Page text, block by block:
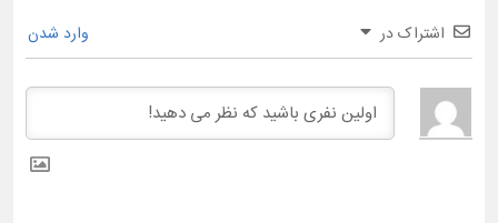
اشتراک در وارد شدن